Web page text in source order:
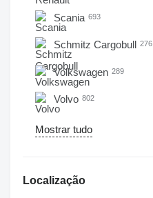
Scania 693
Schmitz Cargobull 276
Volkswagen 289
Volvo 802
Mostrar tudo
Localização